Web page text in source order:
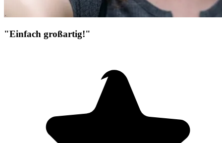
"Einfach großartig!"